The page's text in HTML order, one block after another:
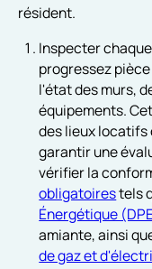
résident.
Inspecter
progressez
l'état des murs,
équipements.
des lieux locatifs
garantir une
vérifier la
obligatoirestels
Énergétique
amiante, ainsi
de gaz et